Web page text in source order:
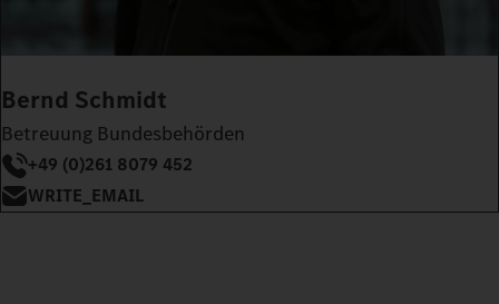
Bernd Schmidt
Betreuung Bundesbehörden
+49 (0)261 8079 452
WRITE_EMAIL